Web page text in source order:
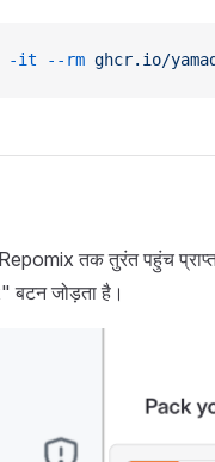
-it --rm ghcr.io/
तक तुरंत पहुंच
बटन जोड़ता है।